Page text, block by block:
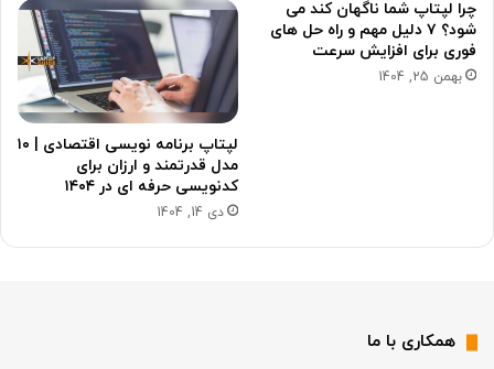
چرا لپتاپ شما ناگهان کند می
شود؟ ۷ دلیل مهم و راه حل های
فوری برای افزایش سرعت
بهمن 25, 1404
لپتاپ برنامه نویسی اقتصادی | ۱۰
مدل قدرتمند و ارزان برای
کدنویسی حرفه ای در ۱۴۰۴
دی 14, 1404
همکاری با ما